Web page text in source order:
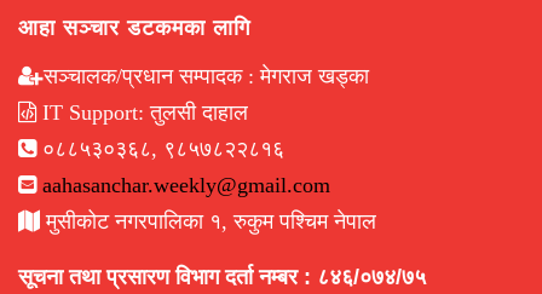
आहा सञ्चार डटकमका लागि
सञ्चालक/प्रधान सम्पादक : मेगराज खड्का
IT Support: तुलसी दाहाल
०८८५३०३६८, ९८५७८२२८१६
aahasanchar.weekly@gmail.com
मुसीकोट नगरपालिका १, रुकुम पश्चिम नेपाल
सूचना तथा प्रसारण विभाग दर्ता नम्बर : ८४६/०७४/७५